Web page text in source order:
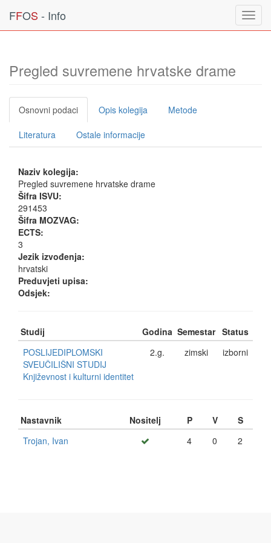
FFOS - Info
Pregled suvremene hrvatske drame
Osnovni podaci Opis kolegija Metode
Literatura Ostale informacije
Naziv kolegija:
Pregled suvremene hrvatske drame
Šifra ISVU:
291453
Šifra MOZVAG:
ECTS:
3
Jezik izvođenja:
hrvatski
Preduvjeti upisa:
Odsjek:
Studij Godina Semestar Status
POSLIJEDIPLOMSKI
SVEUČILIŠNI STUDIJ
Književnost i kulturni identitet
2.g. zimski izborni
Nastavnik Nositelj P V
S
Trojan, Ivan
4 0 2